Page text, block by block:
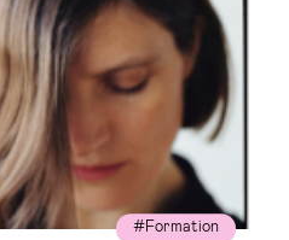
#Formation